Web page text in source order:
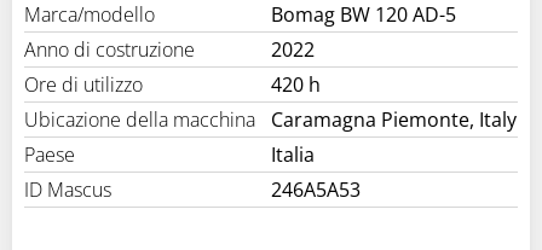
Marca/modello
Bomag BW 120 AD-5
Anno di costruzione
2022
Ore di utilizzo
420 h
Ubicazione della macchina
Caramagna Piemonte, Italy
Paese
Italia
ID Mascus
246A5A53